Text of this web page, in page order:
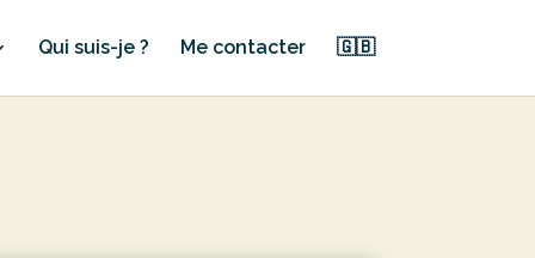
Qui suis-je ? Me contacter 🇬🇧